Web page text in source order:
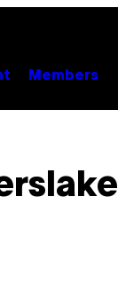
Members